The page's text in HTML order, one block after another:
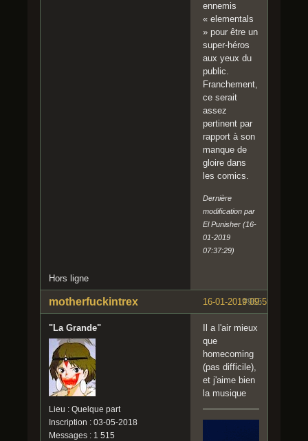
ennemis
« elementals
» pour être un
super-héros
aux yeux du
public.
Franchement,
ce serait
assez
pertinent par
rapport à son
manque de
gloire dans
les comics.
Dernière
modification par
El Punisher (16-
01-2019
07:37:29)
Hors ligne
#965
16-01-2019 09:59:52
motherfuckintrex
"La Grande"
Lieu : Quelque part
Inscription : 03-05-2018
Messages : 1 515
Il a l'air mieux
que
homecoming
(pas difficile),
et j'aime bien
la musique